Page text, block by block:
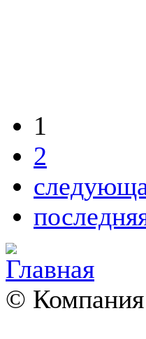
1
2
© Компания